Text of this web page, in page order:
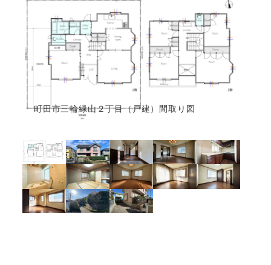
町田市三輪緑山２丁目（戸建）間取り図